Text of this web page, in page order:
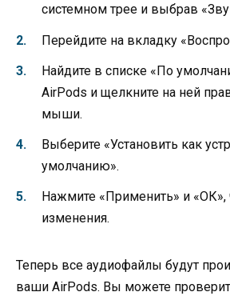
системном трее и выбрав
Перейдите на вкладку
Найдите в списке «По
AirPods и щелкните на ней
мыши.
Выберите «Установить как
умолчанию».
Нажмите «Применить» и «ОК»,
изменения.
Теперь все аудиофайлы будут
ваши AirPods. Вы можете